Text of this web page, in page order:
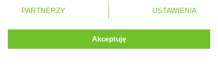
ZOSTAŁO:
15 7 20 54
Dowiedz się więcej o naszej polityce
ROZUMIEM
prywatności znajdujący się w lewym dolnym rogu strony
. Niektóre rodzaje przetwarzania danych nie wymagają
takiemu przetwarzaniu. Preferencje będą miały
zastosowania tylko na tej witrynie.
PARTNERZY USTAWIENIA
Akceptuję